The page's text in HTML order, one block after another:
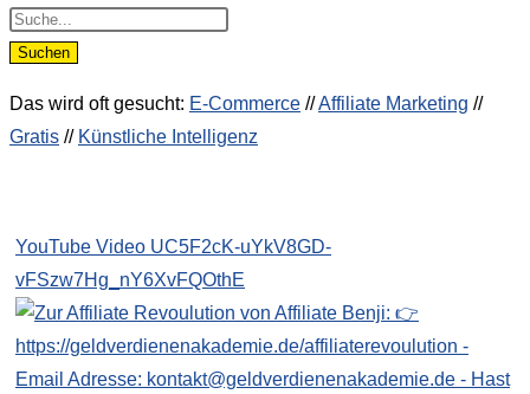
Products
search
Suchen
Das wird oft gesucht: E-Commerce //Affiliate Marketing //
Gratis // Künstliche Intelligenz
YouTube Video UC5F2cK-uYkV8GD-
vFSzw7Hg_nY6XvFQOthE